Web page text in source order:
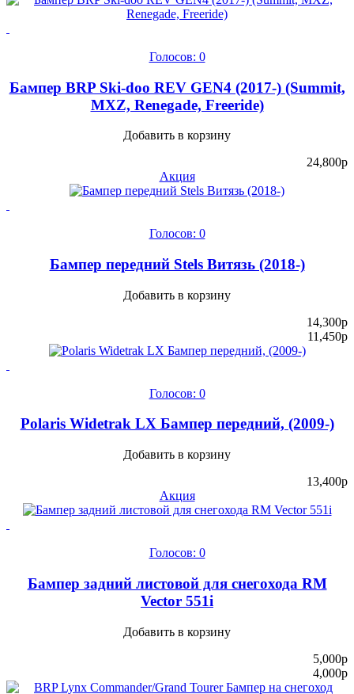
Голосов: 0
Бампер BRP Ski-doo REV GEN4 (2017-) (Summit,
MXZ, Renegade, Freeride)
Добавить в корзину
24,800p
Акция
Голосов: 0
Бампер передний Stels Витязь (2018-)
Добавить в корзину
14,300p
11,450p
Голосов: 0
Polaris Widetrak LX Бампер передний, (2009-)
Добавить в корзину
13,400p
Акция
Голосов: 0
Бампер задний листовой для снегохода RM
Vector 551i
Добавить в корзину
5,000p
4,000p